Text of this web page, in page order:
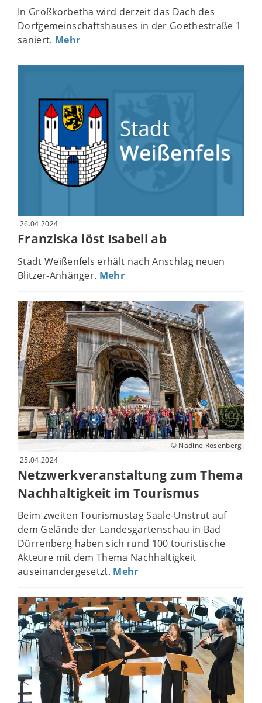
In Großkorbetha wird derzeit das Dach des
Dorfgemeinschaftshauses in der Goethestraße 1
saniert. Mehr
26.04.2024
Franziska löst Isabell ab
Stadt Weißenfels erhält nach Anschlag neuen
Blitzer-Anhänger. Mehr
© Nadine Rosenberg
25.04.2024
Netzwerkveranstaltung zum Thema
Nachhaltigkeit im Tourismus
Beim zweiten Tourismustag Saale-Unstrut auf
dem Gelände der Landesgartenschau in Bad
Dürrenberg haben sich rund 100 touristische
Akteure mit dem Thema Nachhaltigkeit
auseinandergesetzt. Mehr